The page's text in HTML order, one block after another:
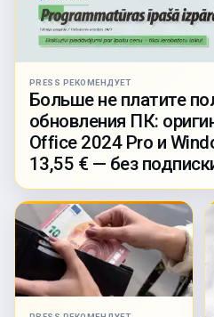
PRESS РЕКОМЕНДУЕТ
Больше не платите
обновления ПК:
Office 2024 Pro и
13,55 € — без